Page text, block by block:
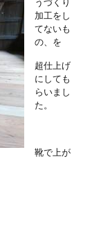
うづくり
加工をし
てないも
の、を
超仕上げ
にしても
らいまし
た。
靴で上が